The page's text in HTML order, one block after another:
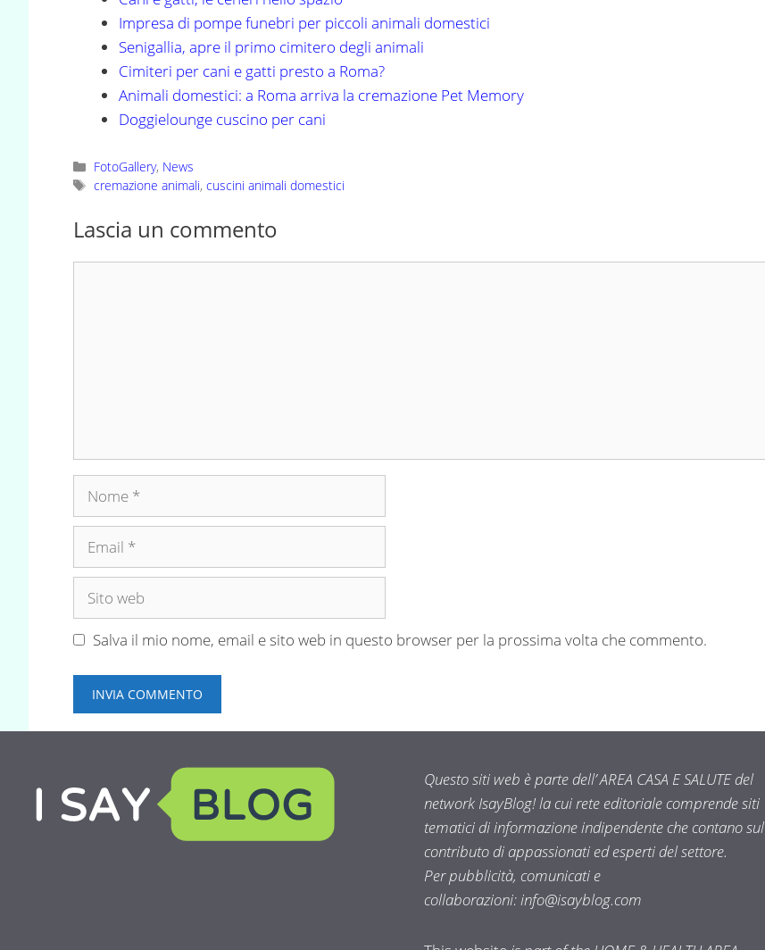
Impresa di pompe funebri per piccoli animali domestici
Senigallia, apre il primo cimitero degli animali
Cimiteri per cani e gatti presto a Roma?
Animali domestici: a Roma arriva la cremazione Pet Memory
Doggielounge cuscino per cani
Categorie
FotoGallery, News
Tag
cremazione animali,cuscini animali domestici
Lascia un commento
Nome
Email
Sito
Salva il mio nome, email e sito web in questo browser per la prossima volta che commento.
Questo siti web è parte dell’ AREA CASA E SALUTE del
network IsayBlog! la cui rete editoriale comprende siti
tematici di informazione indipendente che contano sul
contributo di appassionati ed esperti del settore.
Per pubblicità, comunicati e
collaborazioni:info@isayblog.com